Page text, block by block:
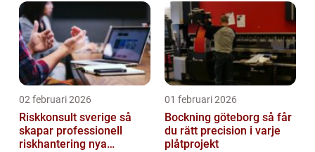
02 februari 2026
Riskkonsult sverige så
skapar professionell
riskhantering nya
01 februari 2026
Bockning göteborg så får
du rätt precision i varje
plåtprojekt